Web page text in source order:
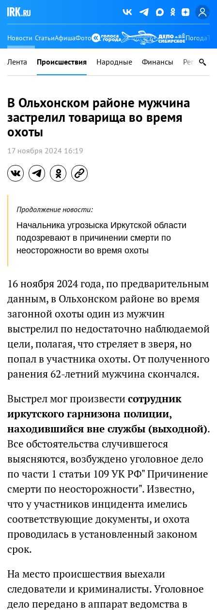
Новости СтатьиАфишаФото Погода
Лента Происшествия Народные Финансы Регионы
В Ольхонском районе мужчина
застрелил товарища во время
охоты
17 ноября 2024 16:19
Продолжение новости:
Начальника угрозыска Иркутской области
подозревают в причинении смерти по
неосторожности во время охоты
16 ноября 2024 года, по предварительным
данным, в Ольхонском районе во время
загонной охоты один из мужчин
выстрелил по недостаточно наблюдаемой
цели, полагая, что стреляет в зверя, но
попал в участника охоты. От полученного
ранения 62-летний мужчина скончался.
Выстрел мог произвести сотрудник
иркутского гарнизона полиции,
находившийся вне службы (выходной).
Все обстоятельства случившегося
выясняются, возбуждено уголовное дело
по части 1 статьи 109 УК РФ" Причинение
смерти по неосторожности". Известно,
что у участников инцидента имелись
соответствующие документы, и охота
проводилась в установленный законом
срок.
На место происшествия выехали
следователи и криминалисты. Уголовное
дело передано в аппарат ведомства в